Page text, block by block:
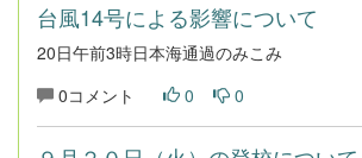
台風14号による影響について
20日午前3時日本海通過のみこみ
0コメント
0 0